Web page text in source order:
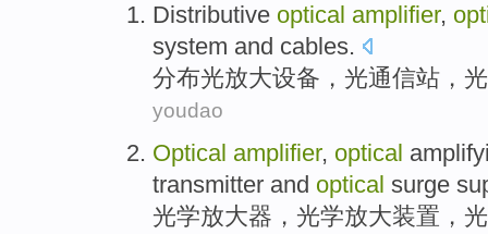
Distributive optical amplifier,
system and cables.
分布光放大设备 ， 光通信站 ，
youdao
Optical amplifier, optical
transmitter and optical surge
光学放大器 ，光学放大装置 ，